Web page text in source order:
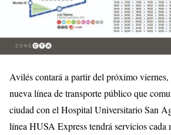
Avilés contará a partir del próximo
nueva línea de transporte público que
ciudad con el Hospital Universitario San
línea HUSA Express tendrá servicios cada